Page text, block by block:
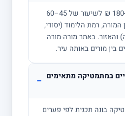
בדרך כלל בין 100 ל-180 ₪ לשיעור של 45–60
המורה, רמת הלימוד (יסודי,
והאזור. באתר מורה-מורה
בין מורים באותה עיר.
במתמטיקה מתאימים −
בונה תכנית לפי פערים